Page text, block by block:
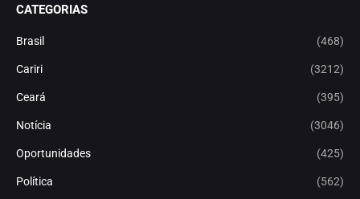
CATEGORIAS
Brasil (468)
Cariri (3212)
Ceará (395)
Notícia (3046)
Oportunidades (425)
Política (562)